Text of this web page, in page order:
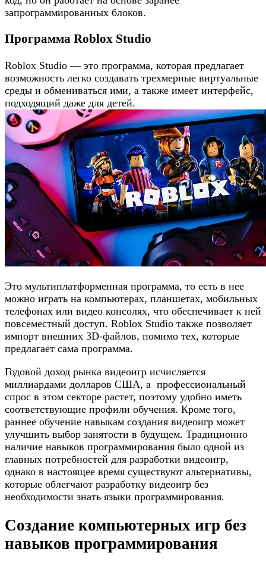
запрограммированных блоков.
Программа Roblox Studio
Roblox Studio — это программа, которая предлагает
возможность легко создавать трехмерные виртуальные
среды и обмениваться ими, а также имеет интерфейс,
подходящий даже для детей.
Это мультиплатформенная программа, то есть в нее
можно играть на компьютерах, планшетах, мобильных
телефонах или видео консолях, что обеспечивает к ней
повсеместный доступ. Roblox Studio также позволяет
импорт внешних 3D-файлов, помимо тех, которые
предлагает сама программа.
Годовой доход рынка видеоигр исчисляется
миллиардами долларов США, а профессиональный
спрос в этом секторе растет, поэтому удобно иметь
соответствующие профили обучения. Кроме того,
раннее обучение навыкам создания видеоигр может
улучшить выбор занятости в будущем. Традиционно
наличие навыков программирования было одной из
главных потребностей для разработки видеоигр,
однако в настоящее время существуют альтернативы,
которые облегчают разработку видеоигр без
необходимости знать языки программирования.
Создание компьютерных игр без
навыков программирования